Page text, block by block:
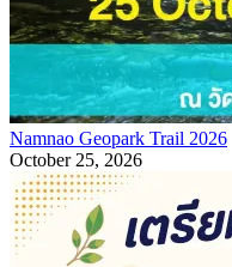
Namnao Geopark Trail 2026
October 25, 2026